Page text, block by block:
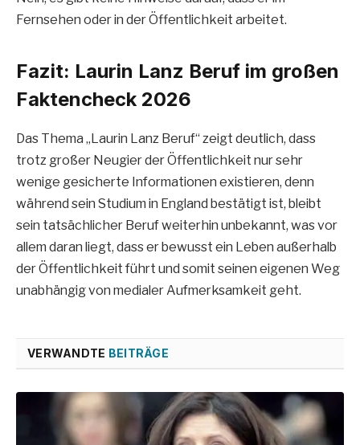
Fernsehen oder in der Öffentlichkeit arbeitet.
Fazit: Laurin Lanz Beruf im großen
Faktencheck 2026
Das Thema „Laurin Lanz Beruf“ zeigt deutlich, dass
trotz großer Neugier der Öffentlichkeit nur sehr
wenige gesicherte Informationen existieren, denn
während sein Studium in England bestätigt ist, bleibt
sein tatsächlicher Beruf weiterhin unbekannt, was vor
allem daran liegt, dass er bewusst ein Leben außerhalb
der Öffentlichkeit führt und somit seinen eigenen Weg
unabhängig von medialer Aufmerksamkeit geht.
VERWANDTE BEITRÄGE